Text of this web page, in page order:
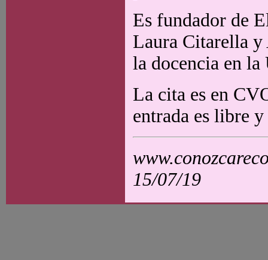
Es fundador de
Laura Citarella y
la docencia en
La cita es en
entrada es libre
15/07/19